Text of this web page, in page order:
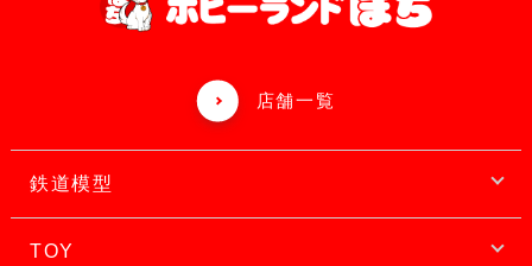
店舗一覧
鉄道模型
TOY